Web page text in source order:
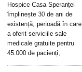
Hospice Casa Speranței
împlinește 30 de ani de
existență, perioadă în care
a oferit serviciile sale
medicale gratuite pentru
45.000 de pacienți,